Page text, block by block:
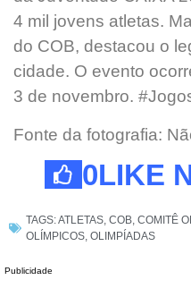
4 mil jovens atletas.
do COB, destacou o
cidade. O evento
3 de novembro.
Fonte da fotografia:
0LIKE
TAGS:ATLETAS, COB, COMITÊ
OLÍMPICOS, OLIMPÍADAS
Publicidade